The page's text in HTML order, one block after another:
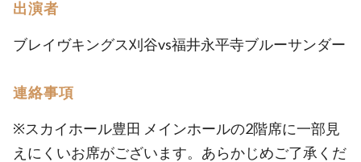
出演者
ブレイヴキングス刈谷vs福井永平寺ブルーサンダー
連絡事項
※スカイホール豊田 メインホールの2階席に一部見
えにくいお席がございます。あらかじめご了承くだ